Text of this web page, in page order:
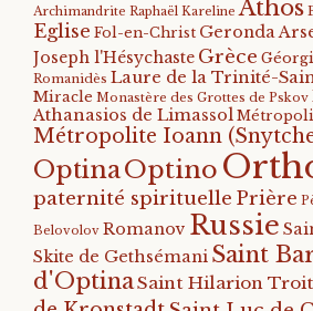
Archimandrite Raphaël Kareline Athos
Eglise Fol-en-Christ Geronda
Joseph l'Hésychaste Grèce
Romanidès Laure de la Trinité-
Miracle Monastère des Grottes de Pskov
Athanasios de Limassol
Métropolite Ioann
OptinaOptino
paternité spirituelle Prière
Belovolov Romanov Russie
Skite de Gethsémani Saint
d'Optina Saint Hilarion